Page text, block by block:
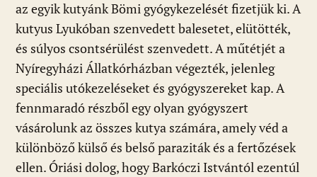
az egyik kutyánk Bömi gyógykezelését fizetjük ki. A
kutyus Lyukóban szenvedett balesetet, elütötték,
és súlyos csontsérülést szenvedett. A műtétjét a
Nyíregyházi Állatkórházban végezték, jelenleg
speciális utókezeléseket és gyógyszereket kap. A
fennmaradó részből egy olyan gyógyszert
vásárolunk az összes kutya számára, amely véd a
különböző külső és belső paraziták és a fertőzések
ellen. Óriási dolog, hogy Barkóczi Istvántól ezentúl